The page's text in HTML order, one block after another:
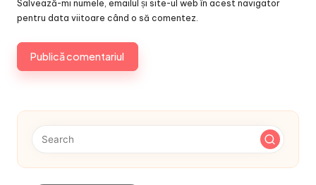
Salvează-mi numele, emailul și site-ul web în acest navigator
pentru data viitoare când o să comentez.